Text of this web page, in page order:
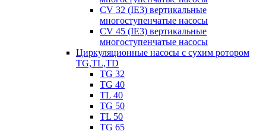
CV 32 (IE3) вертикальные
многоступенчатые насосы
CV 45 (IE3) вертикальные
многоступенчатые насосы
Циркуляционные насосы с сухим ротором
TG,TL,TD
TG 32
TG 40
TL 40
TG 50
TL 50
TG 65